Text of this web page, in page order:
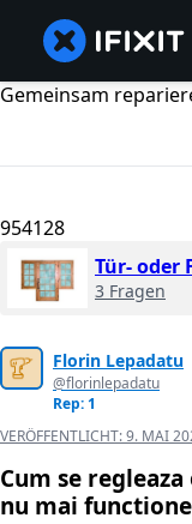
Gemeinsam
954128
Tür- oder
3 Fragen
Florin Lepadatu
@florinlepadatu
Rep: 1
VERÖFFENTLICHT:9. MAI
Cum se
nu mai